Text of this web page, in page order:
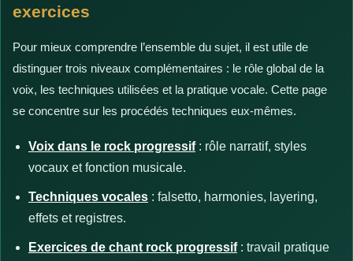
exercices
Pour mieux comprendre l’ensemble du sujet, il est utile de
distinguer trois niveaux complémentaires : le rôle global de la
voix, les techniques utilisées et la pratique vocale. Cette page
se concentre sur les procédés techniques eux-mêmes.
Voix dans le rock progressif: rôle narratif, styles
vocaux et fonction musicale.
Techniques vocales : falsetto, harmonies, layering,
effets et registres.
Exercices de chant rock progressif: travail pratique